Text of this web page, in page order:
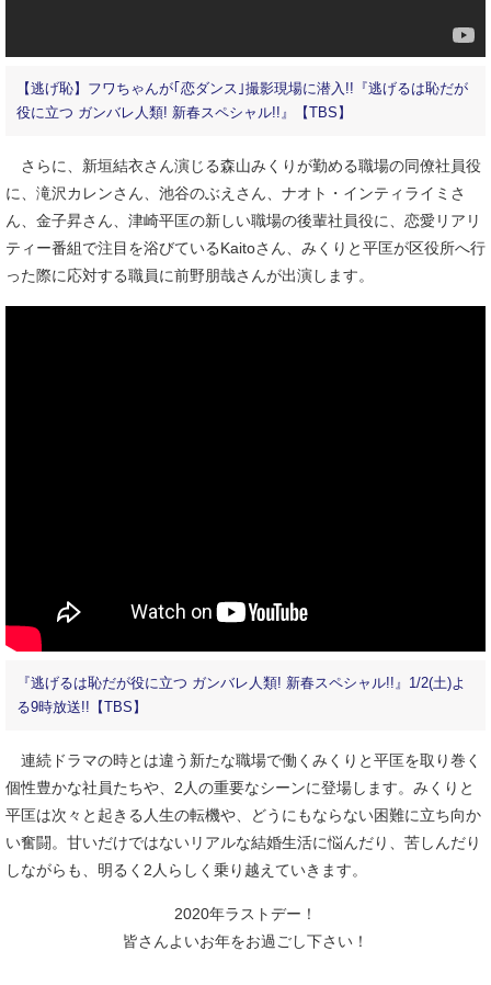
【逃げ恥】フワちゃんが｢恋ダンス｣撮影現場に潜入!!『逃げるは恥だが
役に立つ ガンバレ人類! 新春スペシャル!!』【TBS】
さらに、新垣結衣さん演じる森山みくりが勤める職場の同僚社員役
に、滝沢カレンさん、池谷のぶえさん、ナオト・インティライミさ
ん、金子昇さん、津崎平匡の新しい職場の後輩社員役に、恋愛リアリ
ティー番組で注目を浴びているKaitoさん、みくりと平匡が区役所へ行
った際に応対する職員に前野朋哉さんが出演します。
『逃げるは恥だが役に立つ ガンバレ人類! 新春スペシャル!!』1/2(土)よ
る9時放送!!【TBS】
連続ドラマの時とは違う新たな職場で働くみくりと平匡を取り巻く
個性豊かな社員たちや、2人の重要なシーンに登場します。みくりと
平匡は次々と起きる人生の転機や、どうにもならない困難に立ち向か
い奮闘。甘いだけではないリアルな結婚生活に悩んだり、苦しんだり
しながらも、明るく2人らしく乗り越えていきます。
2020年ラストデー！
皆さんよいお年をお過ごし下さい！